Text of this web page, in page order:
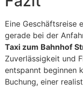
Eine Geschäftsreise
gerade bei der
Taxi zum Bahnhof
Zuverlässigkeit und
entspannt beginnen
Buchung, einer